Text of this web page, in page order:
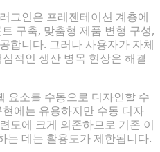
그인은 프레젠테이션 계층에
구축, 맞춤형 제품 변형 구성,
합니다. 그러나 사용자가 자체
적인 생산 병목 현상은 해결
요소를 수동으로 디자인할 수
에는 유용하지만 수동 디자
도에 크게 의존하므로 기존 이
는 데는 활용도가 제한됩니다.